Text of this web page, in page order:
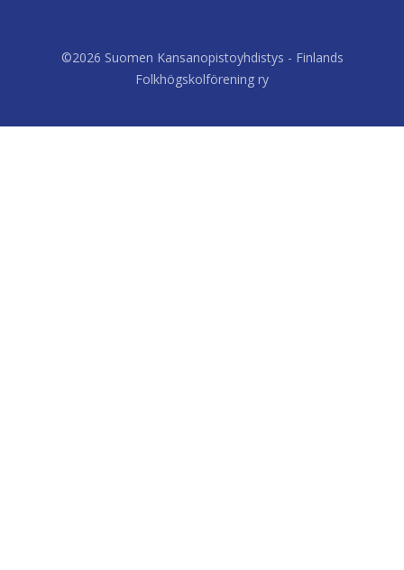
©2026 Suomen Kansanopistoyhdistys - Finlands
Folkhögskolförening ry